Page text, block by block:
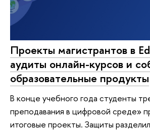
Проекты магистрантов в
аудиты онлайн-курсов и
образовательные продукты
В конце учебного года студенты
преподавания в цифровой среде»
итоговые проекты. Защиты